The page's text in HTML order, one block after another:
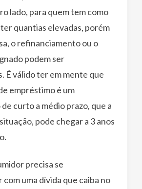
lado, para quem tem como
quantias elevadas, porém
o refinanciamento ou o
podem ser
É válido ter em mente que
empréstimo é um
curto a médio prazo, que a
pode chegar a 3 anos
precisa se
uma dívida que caiba no